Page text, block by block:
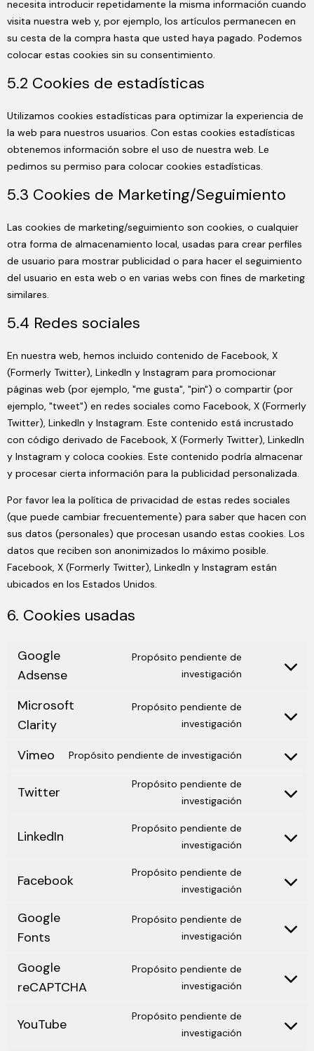
necesita introducir repetidamente la misma información cuando
visita nuestra web y, por ejemplo, los artículos permanecen en
su cesta de la compra hasta que usted haya pagado. Podemos
colocar estas cookies sin su consentimiento.
5.2 Cookies de estadísticas
Utilizamos cookies estadísticas para optimizar la experiencia de
la web para nuestros usuarios. Con estas cookies estadísticas
obtenemos información sobre el uso de nuestra web. Le
pedimos su permiso para colocar cookies estadísticas.
5.3 Cookies de Marketing/Seguimiento
Las cookies de marketing/seguimiento son cookies, o cualquier
otra forma de almacenamiento local, usadas para crear perfiles
de usuario para mostrar publicidad o para hacer el seguimiento
del usuario en esta web o en varias webs con fines de marketing
similares.
5.4 Redes sociales
En nuestra web, hemos incluido contenido de Facebook, X
(Formerly Twitter), LinkedIn y Instagram para promocionar
páginas web (por ejemplo, "me gusta", "pin") o compartir (por
ejemplo, "tweet") en redes sociales como Facebook, X (Formerly
Twitter), LinkedIn y Instagram. Este contenido está incrustado
con código derivado de Facebook, X (Formerly Twitter), LinkedIn
y Instagram y coloca cookies. Este contenido podría almacenar
y procesar cierta información para la publicidad personalizada.
Por favor lea la política de privacidad de estas redes sociales
(que puede cambiar frecuentemente) para saber que hacen con
sus datos (personales) que procesan usando estas cookies. Los
datos que reciben son anonimizados lo máximo posible.
Facebook, X (Formerly Twitter), LinkedIn y Instagram están
ubicados en los Estados Unidos.
6. Cookies usadas
Google
Adsense
Propósito pendiente de
investigación
Microsoft
Clarity
Propósito pendiente de
investigación
Vimeo Propósito pendiente de investigación
Twitter
Propósito pendiente de
investigación
LinkedIn
Propósito pendiente de
investigación
Facebook
Propósito pendiente de
investigación
Google
Fonts
Propósito pendiente de
investigación
Google
reCAPTCHA
Propósito pendiente de
investigación
YouTube
Propósito pendiente de
investigación